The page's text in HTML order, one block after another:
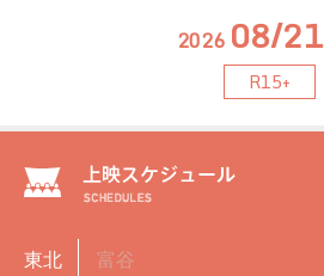
2026 08/21
R15+
東北 富谷